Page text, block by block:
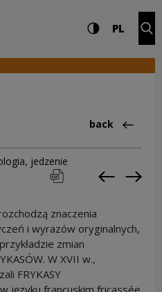
and search
High contrast
PL
Back
back
, jedzenie
print pobierz Previous
znaczenia
i wyrazów oryginalnych,
zmian
W XVII w.,
FRYKASY
języku francuskim fricassée